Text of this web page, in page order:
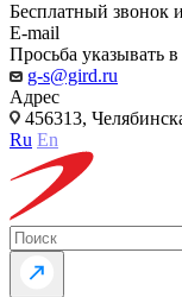
Бесплатный звонок
E-mail
Просьба указывать
g-s@gird.ru
Адрес
456313,
Ru En